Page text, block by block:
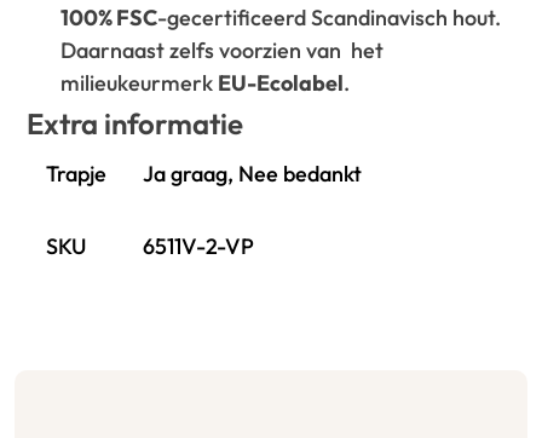
100% FSC-gecertificeerd Scandinavisch hout.
Daarnaast zelfs voorzien van het
milieukeurmerk EU-Ecolabel.
Extra informatie
Trapje Ja graag, Nee bedankt
SKU 6511V-2-VP